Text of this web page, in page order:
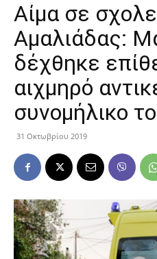
Αίμα σε
Αμαλιάδας:
δέχθηκε
αιχμηρό
συνομήλικο
31 Οκτωβρίου 2019